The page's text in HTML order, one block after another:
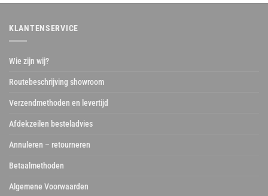
KLANTENSERVICE
Wie zijn wij?
Routebeschrijving showroom
Verzendmethoden en levertijd
Afdekzeilen besteladvies
Annuleren – retourneren
Betaalmethoden
Algemene Voorwaarden